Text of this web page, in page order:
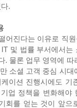
.
어진다는 이유로 직
및 법률 부서에서는
. 물론 업무 영역에 따
소셜 고객 중심 시대
이션 진행시에도 기
업 정책을 변화해야
회를 얻는 것이 앞으